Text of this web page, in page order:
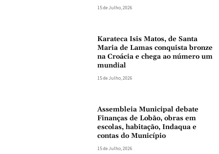
15 de Julho, 2026
Karateca Isis Matos, de Santa
Maria de Lamas conquista bronze
na Croácia e chega ao número um
mundial
15 de Julho, 2026
Assembleia Municipal debate
Finanças de Lobão, obras em
escolas, habitação, Indaqua e
contas do Município
15 de Julho, 2026